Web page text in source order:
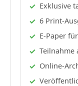
Exklusive
6 Print-
E-Paper
Teilnahme
Online-